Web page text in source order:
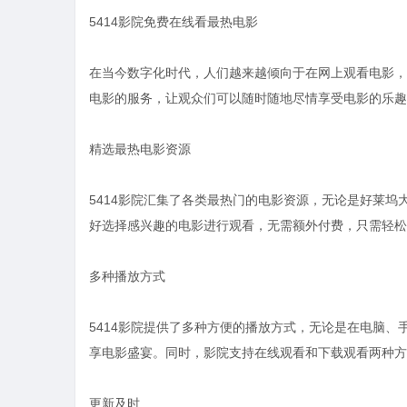
5414影院免费在线看最热电影
在当今数字化时代，人们越来越倾向于在网上观看电影
电影的服务，让观众们可以随时随地尽情享受电影的乐
精选最热电影资源
5414影院汇集了各类最热门的电影资源，无论是好莱
好选择感兴趣的电影进行观看，无需额外付费，只需轻
多种播放方式
5414影院提供了多种方便的播放方式，无论是在电脑
享电影盛宴。同时，影院支持在线观看和下载观看两种
更新及时